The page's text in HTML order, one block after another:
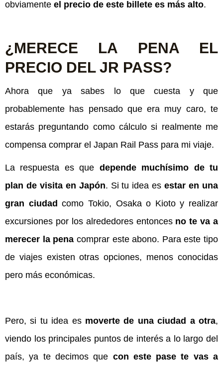
obviamente el precio de este billete es más alto.
¿MERECE LA PENA EL
PRECIO DEL JR PASS?
Ahora que ya sabes lo que cuesta y que
probablemente has pensado que era muy caro, te
estarás preguntando como cálculo si realmente me
compensa comprar el Japan Rail Pass para mi viaje.
La respuesta es que depende muchísimo de tu
plan de visita en Japón. Si tu idea es estar en una
gran ciudadcomo Tokio, Osaka o Kioto y realizar
excursiones por los alrededores entonces no te va a
merecer la pena comprar este abono. Para este tipo
de viajes existen otras opciones, menos conocidas
pero más económicas.
Pero, si tu idea es moverte de una ciudad a otra,
viendo los principales puntos de interés a lo largo del
país, ya te decimos que con este pase te vas a